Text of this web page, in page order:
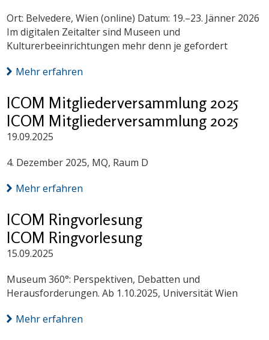
Ort: Belvedere, Wien (online) Datum: 19.–23. Jänner 2026
Im digitalen Zeitalter sind Museen und
Kulturerbeeinrichtungen mehr denn je gefordert
Mehr erfahren
ICOM Mitgliederversammlung 2025
ICOM Mitgliederversammlung 2025
19.09.2025
4. Dezember 2025, MQ, Raum D
Mehr erfahren
ICOM Ringvorlesung
ICOM Ringvorlesung
15.09.2025
Museum 360°: Perspektiven, Debatten und
Herausforderungen. Ab 1.10.2025, Universität Wien
Mehr erfahren